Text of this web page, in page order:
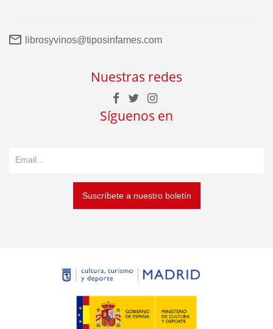
librosyvinos@tiposinfames.com
Nuestras redes
Síguenos en
Suscríbete a nuestro boletín